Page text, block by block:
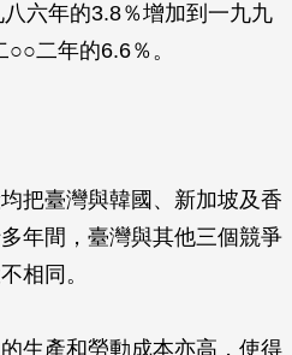
六年的3.8％增加到一九九
二年的6.6％。
把臺灣與韓國、新加坡及香
年間，臺灣與其他三個競爭
相同。
生產和勞動成本亦高，使得